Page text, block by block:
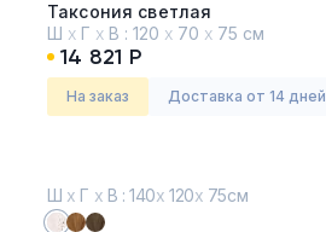
Таксония светлая
Ш х Г х В : 120 х 70 х 75 см
14 821 Р
На заказ Доставка от 14 дней
Ш х Г х В : 140х 120х 75см